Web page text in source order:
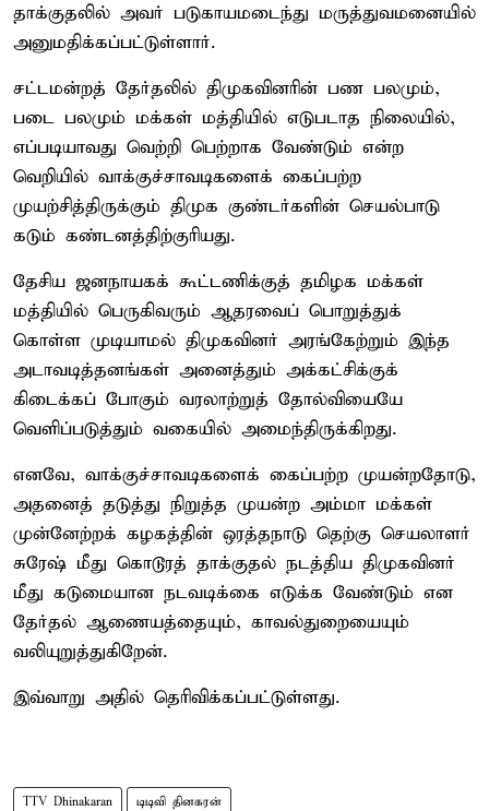
தாக்குதலில் அவர் படுகாயமடைந்து மருத்துவமனையில்
அனுமதிக்கப்பட்டுள்ளார்.
சட்டமன்றத் தேர்தலில் திமுகவினரின் பண பலமும்,
படை பலமும் மக்கள் மத்தியில் எடுபடாத நிலையில்,
எப்படியாவது வெற்றி பெற்றாக வேண்டும் என்ற
வெறியில் வாக்குச்சாவடிகளைக் கைப்பற்ற
முயற்சித்திருக்கும் திமுக குண்டர்களின் செயல்பாடு
கடும் கண்டனத்திற்குரியது.
தேசிய ஜனநாயகக் கூட்டணிக்குத் தமிழக மக்கள்
மத்தியில் பெருகிவரும் ஆதரவைப் பொறுத்துக்
கொள்ள முடியாமல் திமுகவினர் அரங்கேற்றும் இந்த
அடாவடித்தனங்கள் அனைத்தும் அக்கட்சிக்குக்
கிடைக்கப் போகும் வரலாற்றுத் தோல்வியையே
வெளிப்படுத்தும் வகையில் அமைந்திருக்கிறது.
எனவே, வாக்குச்சாவடிகளைக் கைப்பற்ற முயன்றதோடு,
அதனைத் தடுத்து நிறுத்த முயன்ற அம்மா மக்கள்
முன்னேற்றக் கழகத்தின் ஒரத்தநாடு தெற்கு செயலாளர்
சுரேஷ் மீது கொடூரத் தாக்குதல் நடத்திய திமுகவினர்
மீது கடுமையான நடவடிக்கை எடுக்க வேண்டும் என
தேர்தல் ஆணையத்தையும், காவல்துறையையும்
வலியுறுத்துகிறேன்.
இவ்வாறு அதில் தெரிவிக்கப்பட்டுள்ளது.
TTV Dhinakaran டிடிவி தினகரன்